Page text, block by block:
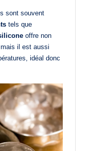
sont souvent
tels que
offre non
il est aussi
idéal donc